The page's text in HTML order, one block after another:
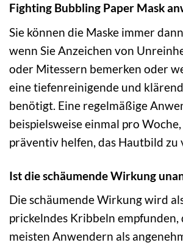
Fighting Bubbling Paper Mask
Sie können die Maske immer
wenn Sie Anzeichen von
oder Mitessern bemerken oder
eine tiefenreinigende und
benötigt. Eine regelmäßige
beispielsweise einmal pro
präventiv helfen, das Hautbild zu
Ist die schäumende Wirkung
Die schäumende Wirkung wird
prickelndes Kribbeln empfunden,
meisten Anwendern als